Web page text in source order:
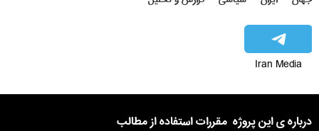
Iran Media
درباره ی این پروژه مقررات استفاده از مطالب